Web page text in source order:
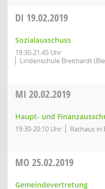
DI 19.02.2019
Sozialausschuss
19:30-21:45 Uhr
Lindenschule Breithardt
MI 20.02.2019
Haupt- und
19:30-20:10 Uhr Rathaus
MO 25.02.2019
Gemeindevertretung